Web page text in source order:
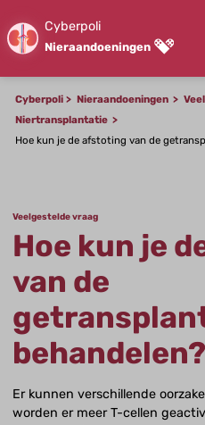
Cyberpoli
Nieraandoeningen
Cyberpoli Nieraandoeningen
Niertransplantatie
Hoe kun je de afstoting van de
Veelgestelde vraag
Hoe kun je
van de
behandelen?
Er kunnen verschillende
worden er meer T-cellen